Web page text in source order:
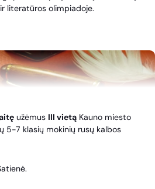
literatūros olimpiadoje.
užėmus III vietą Kauno miesto
5-7 klasių mokinių rusų kalbos